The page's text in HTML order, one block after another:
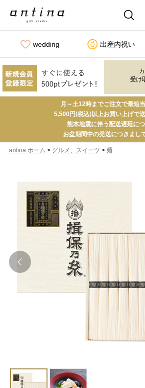
wedding 出産内祝い
受け
月～土12時までご注文で最短
5,500円(税込)以上お買い上げで送
熊本地震に伴う配送遅延に
お盆期間中の発送につきまし
antina ホーム > グルメ、スイーツ > 麺